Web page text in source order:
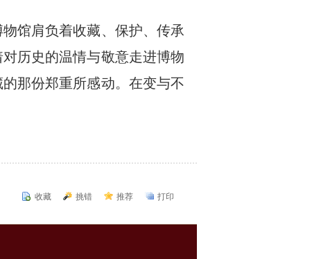
馆肩负着收藏、保护、传承
历史的温情与敬意走进博物
那份郑重所感动。在变与不
收藏 挑错 推荐 打印